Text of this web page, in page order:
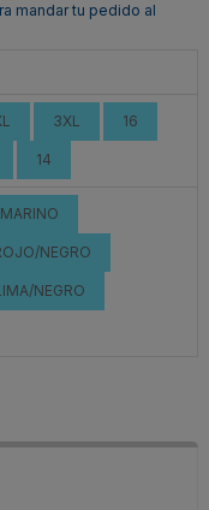
mandar tu pedido al
3XL 16
14
NEGRO
NEGRO